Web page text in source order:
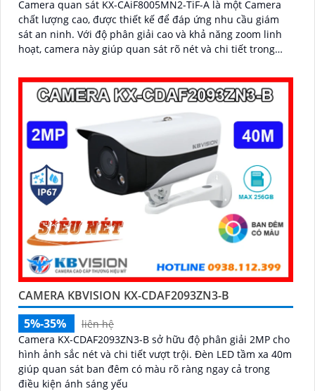
Camera quan sát KX-CAiF8005MN2-TiF-A là một Camera
chất lượng cao, được thiết kế để đáp ứng nhu cầu giám
sát an ninh. Với độ phân giải cao và khả năng zoom linh
hoạt, camera này giúp quan sát rõ nét và chi tiết trong
CAMERA KBVISION KX-CDAF2093ZN3-B
5%-35%
liên hệ
Camera KX-CDAF2093ZN3-B sở hữu độ phân giải 2MP cho
hình ảnh sắc nét và chi tiết vượt trội. Đèn LED tầm xa 40m
giúp quan sát ban đêm có màu rõ ràng ngay cả trong
điều kiện ánh sáng yếu